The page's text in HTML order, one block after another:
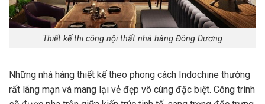
Thiết kế thi công nội thất nhà hàng Đông Dương
Những nhà hàng thiết kế theo phong cách Indochine thường
rất lãng mạn và mang lại vẻ đẹp vô cùng đặc biệt. Công trình